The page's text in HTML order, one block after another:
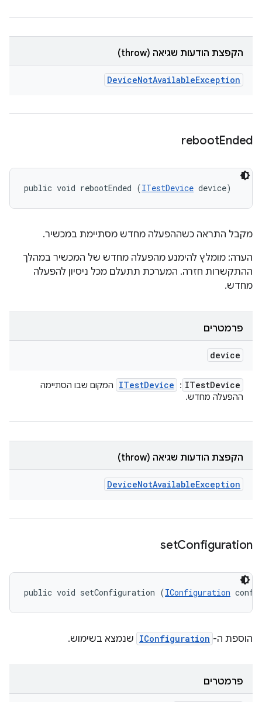
הקפצת הודעות שגיאה (throw)
DeviceNotAvailableException
rebootEnded
public void rebootEnded (ITestDevice device)
מקבל התראה כשההפעלה מחדש מסתיימת במכשיר.
הערה: מומלץ להימנע מהפעלה מחדש של המכשיר במהלך
ההתקשרות חזרה. המערכת תתעלם מכל ניסיון להפעלה
מחדש.
פרמטרים
device
ITestDevice
:
ITestDevice
המקום שבו הסתיימה
ההפעלה מחדש.
הקפצת הודעות שגיאה (throw)
DeviceNotAvailableException
setConfiguration
public void setConfiguration (IConfiguration
הוספת ה- IConfiguration שנמצא בשימוש.
פרמטרים